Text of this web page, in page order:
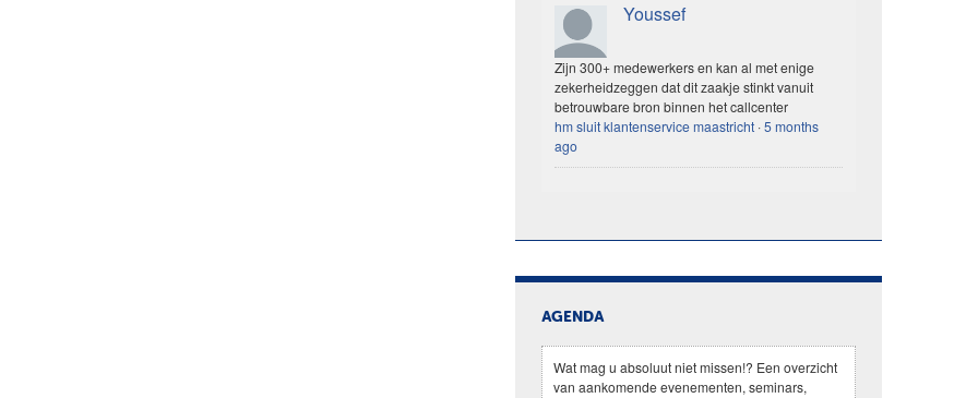
Youssef
Zijn 300+ medewerkers en kan al met enige
zekerheidzeggen dat dit zaakje stinkt vanuit
betrouwbare bron binnen het callcenter
hm sluit klantenservice maastricht ·5 months
ago
AGENDA
Wat mag u absoluut niet missen!? Een overzicht
van aankomende evenementen, seminars,